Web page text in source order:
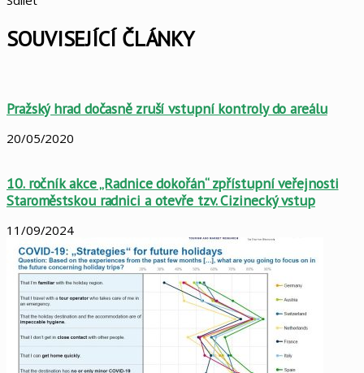
mailem
SOUVISEJÍCÍ ČLÁNKY
Pražský hrad dočasně zruší vstupní kontroly do areálu
20/05/2020
10. ročník akce „Radnice dokořán“ zpřístupní veřejnosti
Staroměstskou radnici a otevře tzv. Cizinecký vstup
11/09/2024